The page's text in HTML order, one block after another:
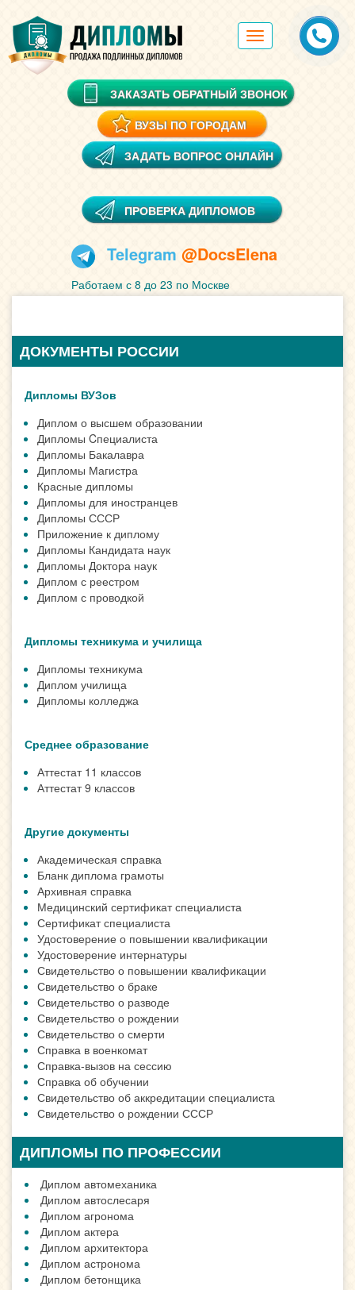
Toggle
navigation
ЗАКАЗАТЬ ОБРАТНЫЙ ЗВОНОК
ВУЗЫ ПО ГОРОДАМ
ЗАДАТЬ ВОПРОС ОНЛАЙН
ПРОВЕРКА ДИПЛОМОВ
Telegram @DocsElena
Работаем с 8 до 23 по Москве
ДОКУМЕНТЫ РОССИИ
Дипломы ВУЗов
Диплом о высшем образовании
Дипломы Cпециалиста
Дипломы Бакалавра
Дипломы Магистра
Красные дипломы
Дипломы для иностранцев
Дипломы СССР
Приложение к диплому
Дипломы Кандидата наук
Дипломы Доктора наук
Диплом с реестром
Диплом с проводкой
Дипломы техникума и училища
Дипломы техникума
Диплом училища
Дипломы колледжа
Среднее образование
Аттестат 11 классов
Аттестат 9 классов
Другие документы
Академическая справка
Бланк диплома грамоты
Архивная справка
Медицинский сертификат специалиста
Сертификат специалиста
Удостоверение о повышении квалификации
Удостоверение интернатуры
Свидетельство о повышении квалификации
Свидетельство о браке
Свидетельство о разводе
Свидетельство о рождении
Свидетельство о смерти
Справка в военкомат
Справка-вызов на сессию
Справка об обучении
Свидетельство об аккредитации специалиста
Свидетельство о рождении СССР
ДИПЛОМЫ ПО ПРОФЕССИИ
Диплом автомеханика
Диплом автослесаря
Диплом агронома
Диплом актера
Диплом архитектора
Диплом астронома
Диплом бетонщика